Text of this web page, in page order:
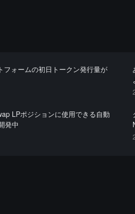
フォームの初日トークン発行量が
LPポジションに使用できる自動
発中